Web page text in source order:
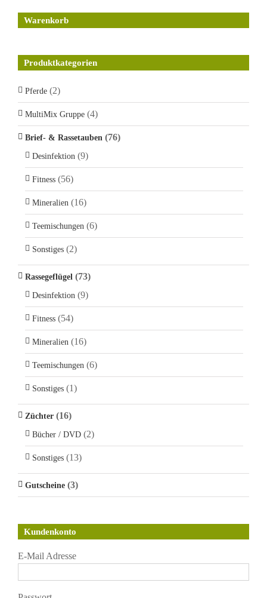
Warenkorb
Produktkategorien
Pferde (2)
MultiMix Gruppe (4)
Brief- & Rassetauben (76)
Desinfektion (9)
Fitness (56)
Mineralien (16)
Teemischungen (6)
Sonstiges (2)
Rassegeflügel (73)
Desinfektion (9)
Fitness (54)
Mineralien (16)
Teemischungen (6)
Sonstiges (1)
Züchter (16)
Bücher / DVD (2)
Sonstiges (13)
Gutscheine (3)
Kundenkonto
E-Mail Adresse